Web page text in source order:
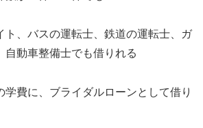
ト、バスの運転士、鉄道の運転士、ガ
自動車整備士でも借りれる
学費に、ブライダルローンとして借り